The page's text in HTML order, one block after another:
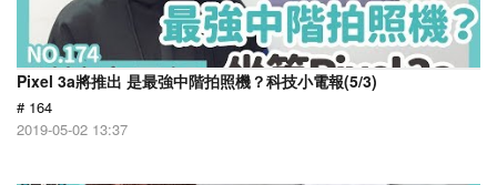
Pixel 3a將推出 是最強中階拍照機？科技小電報(5/3)
# 164
2019-05-02 13:37